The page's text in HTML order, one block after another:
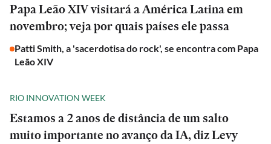
Papa Leão XIV visitará a América Latina em
novembro; veja por quais países ele passa
Patti Smith, a 'sacerdotisa do rock', se encontra com Papa
Leão XIV
RIO INNOVATION WEEK
Estamos a 2 anos de distância de um salto
muito importante no avanço da IA, diz Levy